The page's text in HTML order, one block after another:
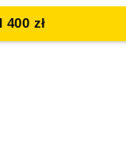
zł